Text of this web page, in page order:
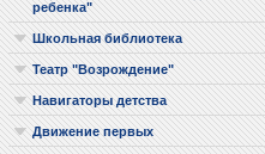
ребенка"
Школьная библиотека
Театр "Возрождение"
Навигаторы детства
Движение первых